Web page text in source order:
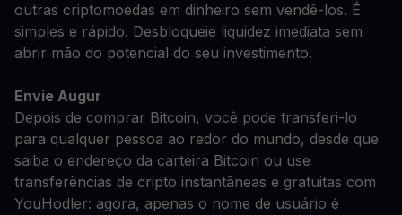
outras criptomoedas em dinheiro sem vendê-los. É
simples e rápido. Desbloqueie liquidez imediata sem
abrir mão do potencial do seu investimento.
Envie Augur
Depois de comprar Bitcoin, você pode transferi-lo
para qualquer pessoa ao redor do mundo, desde que
saiba o endereço da carteira Bitcoin ou use
transferências de cripto instantâneas e gratuitas com
YouHodler: agora, apenas o nome de usuário é